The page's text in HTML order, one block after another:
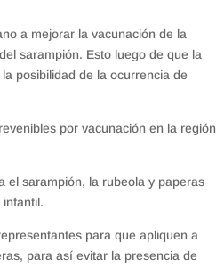
a mejorar la vacunación de la
sarampión. Esto luego de que la
posibilidad de la ocurrencia de
por vacunación en la región
el sarampión, la rubeola y paperas
para que apliquen a
para así evitar la presencia de